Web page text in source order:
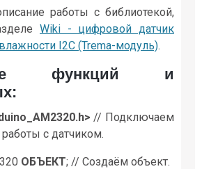
работы с библиотекой,
Wiki - цифровой датчик
I2C (Trema-модуль).
функций и
// Подключаем
с датчиком.
ОБЪЕКТ; // Создаём объект.